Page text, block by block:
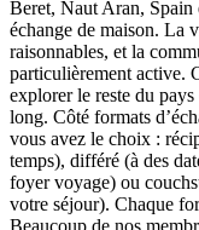
Beret, Naut Aran, Spain
échange de maison. La
raisonnables, et la
particulièrement active.
explorer le reste du
long. Côté formats
vous avez le choix :
temps), différé (à des
foyer voyage) ou
votre séjour). Chaque